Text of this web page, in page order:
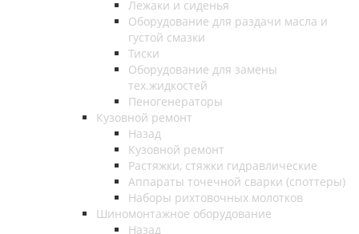
Лежаки и сиденья
Оборудование для раздачи масла и
густой смазки
Тиски
Оборудование для замены
тех.жидкостей
Пеногенераторы
Кузовной ремонт
Назад
Кузовной ремонт
Растяжки, стяжки гидравлические
Аппараты точечной сварки (споттеры)
Наборы рихтовочных молотков
Шиномонтажное оборудование
Назад